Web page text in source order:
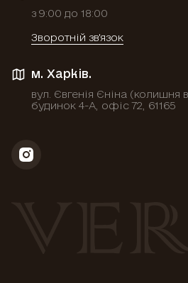
з 9:00 до 18:00
Зворотній зв'язок
м. Харків.
вул. Євгенія Єніна (колишня
будинок 4-А, офіс 72, 61165